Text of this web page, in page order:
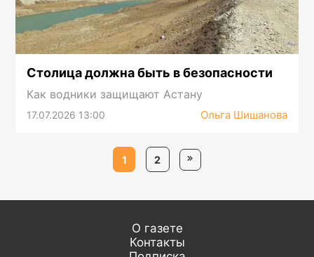
Столица должна быть в безопасности
Как водники защищают Астану
17.07.2026 13:00 Ольга Шишанова
1 2
О газете
Контакты